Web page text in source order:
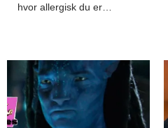
hvor allergisk du er…